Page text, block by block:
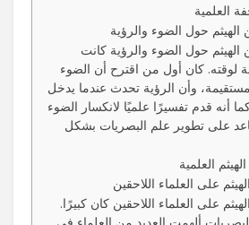
العلمية
حول الضوء والرؤية
حول الضوء والرؤية كانت
لوقته. كان أول من اقترح أن الضوء
وأن الرؤية تحدث عندما يدخل
أنه قدم تفسيرًا علميًا لانكسار الضوء
على تطوير علم البصريات بشكل
العلمية
على العلماء اللاحقين
على العلماء اللاحقين كان كبيرًا.